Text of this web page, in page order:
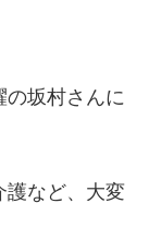
の坂村さんに
護など、大変